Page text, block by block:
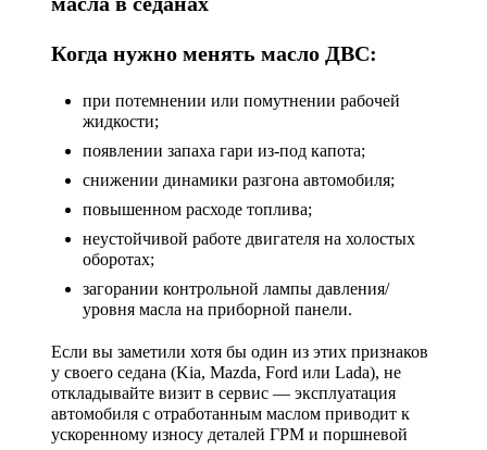
Когда нужно менять масло ДВС:
при потемнении или помутнении рабочей
жидкости;
появлении запаха гари из-под капота;
снижении динамики разгона автомобиля;
повышенном расходе топлива;
неустойчивой работе двигателя на холостых
оборотах;
загорании контрольной лампы давления/
уровня масла на приборной панели.
Если вы заметили хотя бы один из этих признаков
у своего седана (Kia, Mazda, Ford или Lada), не
откладывайте визит в сервис — эксплуатация
автомобиля с отработанным маслом приводит к
ускоренному износу деталей ГРМ и поршневой